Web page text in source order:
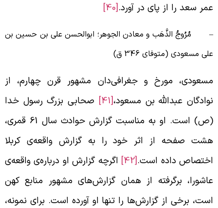
سعد را از پای در آورد.[40]
مُرُوجُ الذَّهَب و معادن الجوهر؛ ابوالحسن علی بن حسین بن
مسعودی (متوفای 346 ق)
مورخ و جغرافی‌دان مشهور قرن چهارم، از
عبدالله بن مسعود،[41]
صحابی بزرگ رسول خدا
(ص) است. او به مناسبت گزارش حوادث سال 61 قمری،
صفحه از اثر خود را به گزارش واقعه‌ی کربلا
داده است.[42]
اگرچه گزارش او درباره‌ی واقعه‌ی
برگرفته از همان گزارش‌های مشهور منابع کهن
برخی از گزارش‌ها را تنها او آورده است. برای نمونه،